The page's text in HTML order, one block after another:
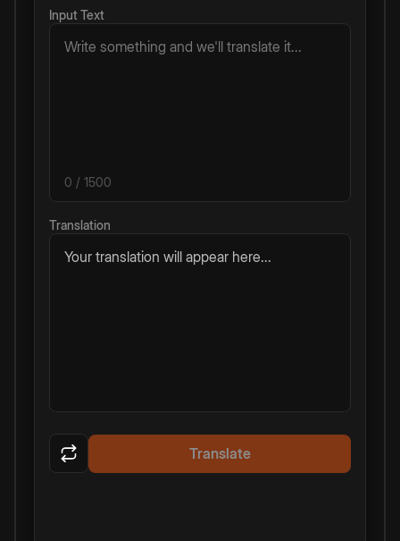
Input Text
0 / 1500
Translation
Your translation will appear here...
Translate